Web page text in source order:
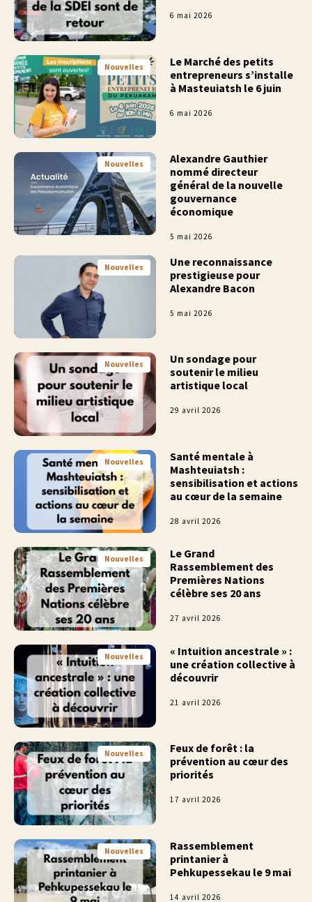
6 mai 2026
Nouvelles
Le Marché des petits
entrepreneurs s’installe
à Masteuiatsh le 6 juin
6 mai 2026
Nouvelles
Alexandre Gauthier
nommé directeur
général de la nouvelle
gouvernance
économique
5 mai 2026
Nouvelles
Une reconnaissance
prestigieuse pour
Alexandre Bacon
5 mai 2026
Nouvelles
Un sondage pour
soutenir le milieu
artistique local
29 avril 2026
Nouvelles
Santé mentale à
Mashteuiatsh :
sensibilisation et actions
au cœur de la semaine
28 avril 2026
Nouvelles
Le Grand
Rassemblement des
Premières Nations
célèbre ses 20 ans
27 avril 2026
Nouvelles
« Intuition ancestrale » :
une création collective à
découvrir
21 avril 2026
Nouvelles
Feux de forêt : la
prévention au cœur des
priorités
17 avril 2026
Nouvelles
Rassemblement
printanier à
Pehkupessekau le 9 mai
14 avril 2026